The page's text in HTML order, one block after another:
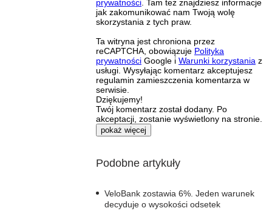
prywatności . Tam też znajdziesz informacje
jak zakomunikować nam Twoją wolę
skorzystania z tych praw.
Ta witryna jest chroniona przez
reCAPTCHA, obowiązuje Polityka
prywatności Google i Warunki korzystania z
usługi. Wysyłając komentarz akceptujesz
regulamin zamieszczenia komentarza w
serwisie.
Dziękujemy!
Twój komentarz został dodany. Po
akceptacji, zostanie wyświetlony na stronie.
pokaż więcej
Podobne artykuły
VeloBank zostawia 6%. Jeden warunek
decyduje o wysokości odsetek